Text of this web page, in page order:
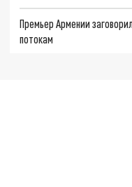
Премьер Армении
потокам